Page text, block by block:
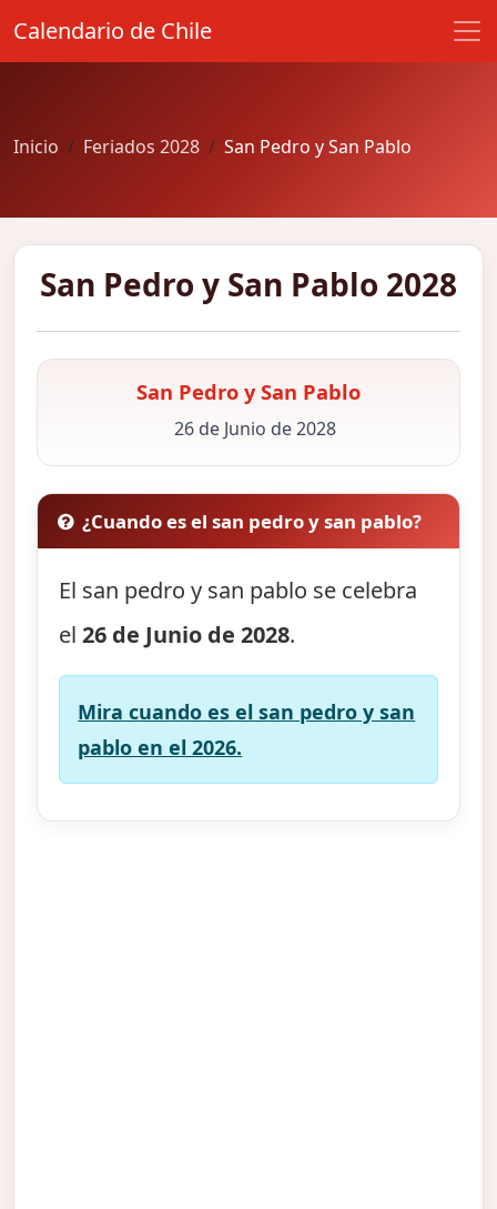
Calendario de Chile
Inicio Feriados 2028 San Pedro y San Pablo
San Pedro y San Pablo 2028
San Pedro y San Pablo
26 de Junio de 2028
¿Cuando es el san pedro y san pablo?
El san pedro y san pablo se celebra
el26 de Junio de 2028.
Mira cuando es el san pedro y san
pablo en el 2026.